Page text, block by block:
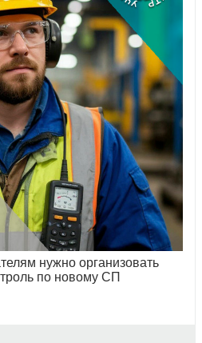
нужно организовать
по новому СП